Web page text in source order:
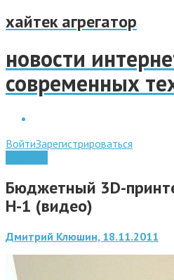
хайтек агрегатор
новости
современных
ВойтиЗарегистрироваться
Бюджетный 3D-
Н-1 (видео)
Дмитрий Клюшин, 18.11.2011